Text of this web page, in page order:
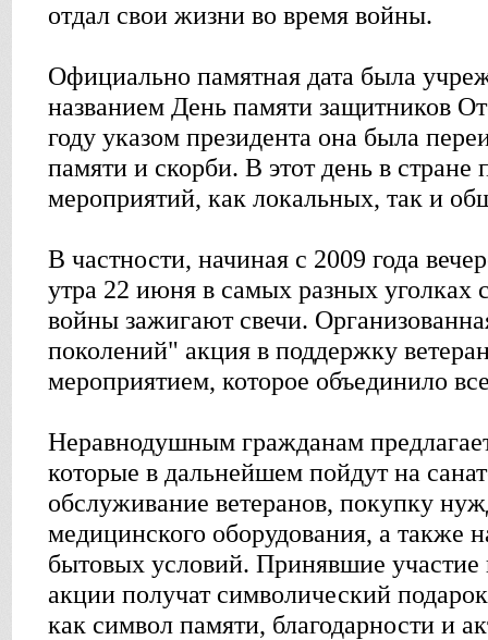
отдал свои жизни во время войны.
Официально памятная дата была
названием День памяти защитников
году указом президента она была
памяти и скорби. В этот день в стране
мероприятий, как локальных, так и
В частности, начиная с 2009 года
утра 22 июня в самых разных уголках
войны зажигают свечи.
поколений" акция в поддержку
мероприятием, которое объединило
Неравнодушным гражданам
которые в дальнейшем пойдут на
обслуживание ветеранов, покупку
медицинского оборудования, а также
бытовых условий. Принявшие участие
акции получат символический
как символ памяти, благодарности и